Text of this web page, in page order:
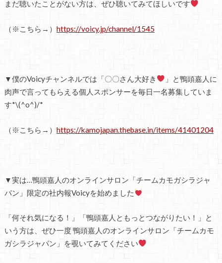
まだ聴いたことがない方は、ぜひ聴いてみてほしいです
（※こちら→） https://voicy.jp/channel/1545
▼僕のVoicyチャンネルでは「〇〇さん大好き
」と鴨頭嘉人に
肉声で言ってもらえる個人スポンサーを毎日一名募集していま
す*\(^o^)/*
（※こちら→） https://kamojapan.thebase.in/items/41401204
▼実は…鴨頭嘉人のオンラインサロン「チームカモガシラジャ
パン」限定の社内報Voicyを始めました
「何それ気になる！」「鴨頭嘉人ともっとつながりたい！」と
いう方は、ぜひ一度 鴨頭嘉人のオンラインサロン「チームカモ
ガシラジャパン」を覗いてみてください